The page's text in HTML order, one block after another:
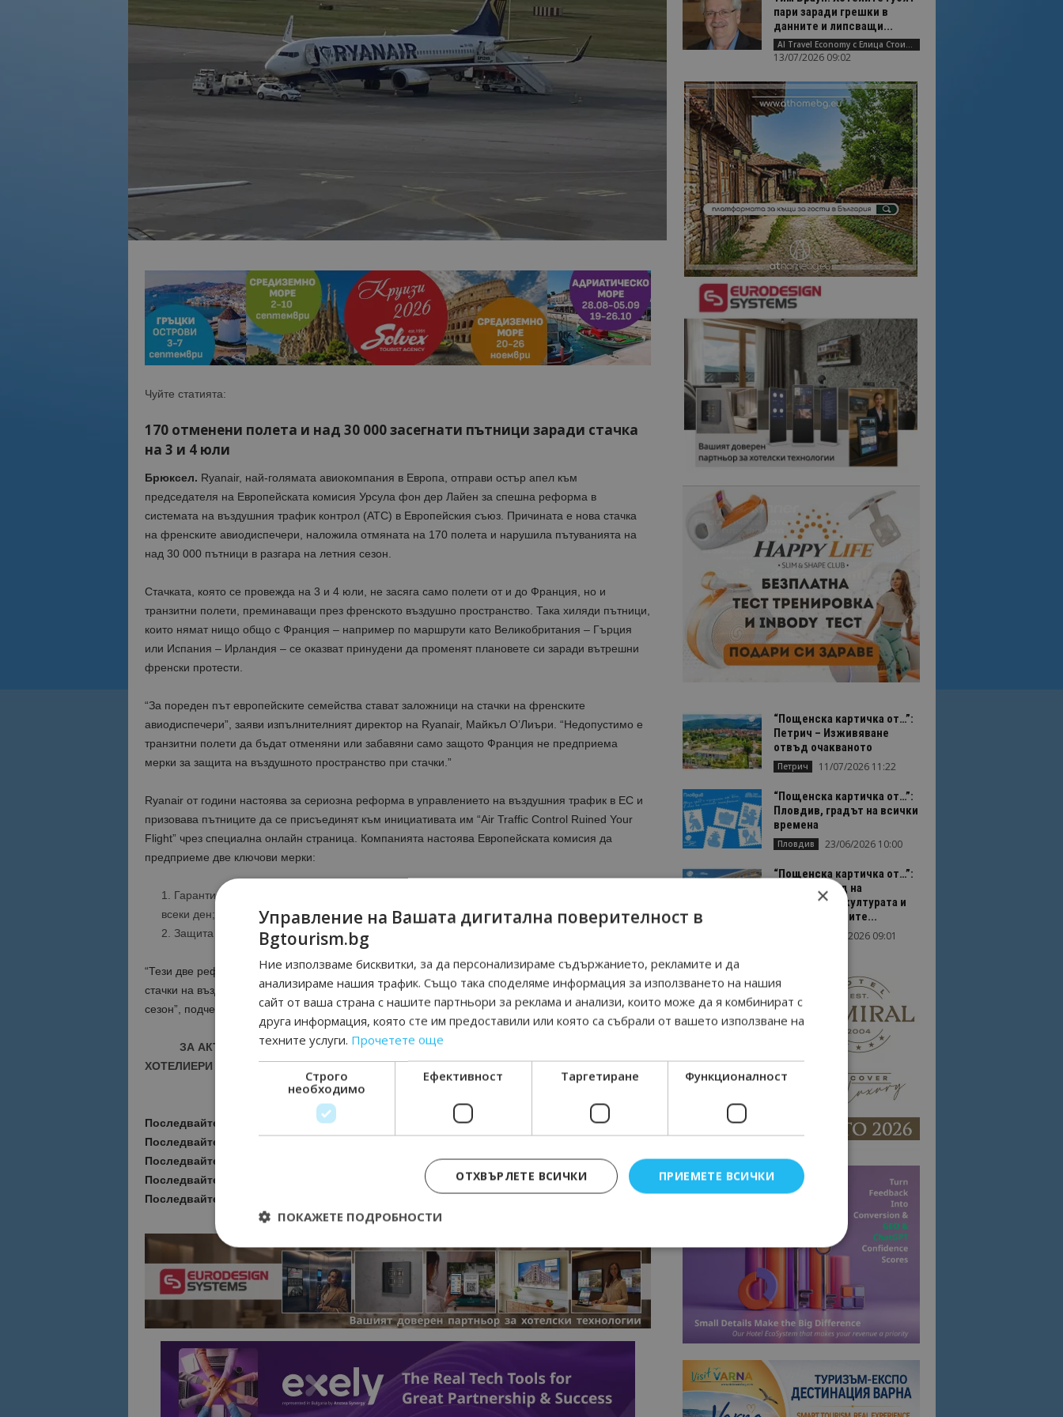
Чуйте статията:
170 отменени полета и над 30 000 засегнати пътници заради стачка
на 3 и 4 юли
Брюксел. Ryanair, най-голямата авиокомпания в Европа, отправи остър апел към
председателя на Европейската комисия Урсула фон дер Лайен за спешна реформа в
системата на въздушния трафик контрол (ATC) в Европейския съюз. Причината е нова стачка
на френските авиодиспечери, наложила отмяната на 170 полета и нарушила пътуванията на
над 30 000 пътници в разгара на летния сезон.
Стачката, която се провежда на 3 и 4 юли, не засяга само полети от и до Франция, но и
транзитни полети, преминаващи през френското въздушно пространство. Така хиляди пътници,
които нямат нищо общо с Франция – например по маршрути като Великобритания – Гърция
или Испания – Ирландия – се оказват принудени да променят плановете си заради вътрешни
френски протести.
“За пореден път европейските семейства стават заложници на стачки на френските
авиодиспечери”, заяви изпълнителният директор на Ryanair, Майкъл О’Лиъри. “Недопустимо е
транзитни полети да бъдат отменяни или забавяни само защото Франция не предприема
мерки за защита на въздушното пространство при стачки.”
Ryanair от години настоява за сериозна реформа в управлението на въздушния трафик в ЕС и
призовава пътниците да се присъединят към инициативата им “Air Traffic Control Ruined Your
Flight” чрез специална онлайн страница. Компанията настоява Европейската комисия да
предприеме две ключови мерки:
Гарантиране на пълна кадрова осигуреност на въздушния контрол за ранните полети
всеки ден;
Защита на транзитните полети (overflights) при национални стачки на авиодиспечерите.
“Тези две реформи биха премахнали 90% от закъсненията и отменените полети, причинени от
стачки на въздушния контрол, и биха защитили милиони европейски пътници през летния
сезон”, подчерта О’Лиъри.
ЗА АКТУАЛНИ НОВИНИ И ПРОМОЦИИ НА АВИОКОМПАНИИ, ТУРОПЕРАТОРИ И
ХОТЕЛИЕРИ - ПРИСЪЕДИНЕТЕ СЕ КЪМ ВАЙБЪР КАНАЛА НА BGTOURISM.BG - ВКЛЮЧИ СЕ
Последвайте ни за още актуални новини
Google News Showcase
Последвайте
Последвайте
Последвайте
Последвайте
пари заради грешки в
данните и липсващи...
AI Travel Economy с Елица Стоилова
13/07/2026 09:02
“Пощенска картичка от…”:
Петрич – Изживяване
отвъд очакваното
Петрич 11/07/2026 11:22
“Пощенска картичка от…”:
Пловдив, градът на всички
времена
Пловдив 23/06/2026 10:00
“Пощенска картичка от…”:
Перник – град на
традициите, културата и
вдъхновяващите...
17/06/2026 09:01
×
Управление на Вашата дигитална поверителност в
Bgtourism.bg
Ние използваме бисквитки, за да персонализираме съдържанието, рекламите и да
анализираме нашия трафик. Също така споделяме информация за използването на нашия
сайт от ваша страна с нашите партньори за реклама и анализи, които може да я комбинират с
друга информация, която сте им предоставили или която са събрали от вашето използване на
техните услуги. Прочетете още
Строго
необходимо
Ефективност Таргетиране Функционалност
ПРИЕМЕТЕ ВСИЧКИ
ОТХВЪРЛЕТЕ ВСИЧКИ
ПОКАЖЕТЕ ПОДРОБНОСТИ
Строго необходимо Ефективност Таргетиране Функционалност
Строго необходимите бисквитки позволяват основната функционалност на уебсайта, като потребителско влизане и
управление на акаунта. Уебсайтът не може да се използва правилно без строго необходими бисквитки.
Доставчик/
Домейн
Валиден
cookie_notice_accepted
lisandraramos.com
bgtourism.bg
7 дни
Тази бисквитка се използва, за да запомните съгласието
на потребителя за използването на бисквитки на сайта.